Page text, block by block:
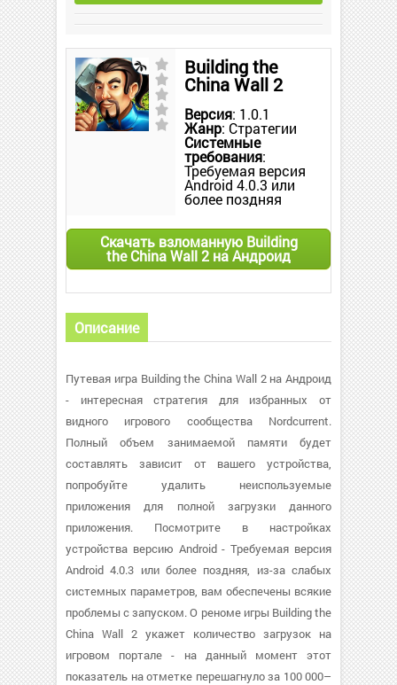
Building the
China Wall 2
Версия: 1.0.1
Жанр: Стратегии
Системные
требования:
Требуемая версия
Android 4.0.3 или
более поздняя
Скачать взломанную Building
the China Wall 2 на Андроид
Описание
Путевая игра Building the China Wall 2 на Андроид
- интересная стратегия для избранных от
видного игрового сообщества Nordcurrent.
Полный объем занимаемой памяти будет
составлять зависит от вашего устройства,
попробуйте удалить неиспользуемые
приложения для полной загрузки данного
приложения. Посмотрите в настройках
устройства версию Android - Требуемая версия
Android 4.0.3 или более поздняя, из-за слабых
системных параметров, вам обеспечены всякие
проблемы с запуском. О реноме игры Building the
China Wall 2 укажет количество загрузок на
игровом портале - на данный момент этот
показатель на отметке перешагнуло за 100 000–